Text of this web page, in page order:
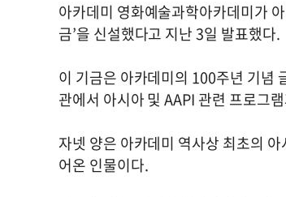
아카데미 영화예술과학아카데미가
금’을 신설했다고 지난 3일 발표했다.
이 기금은 아카데미의 100주년 기념
관에서 아시아 및 AAPI 관련 프로그
자넷 양은 아카데미 역사상 최초의
어온 인물이다.